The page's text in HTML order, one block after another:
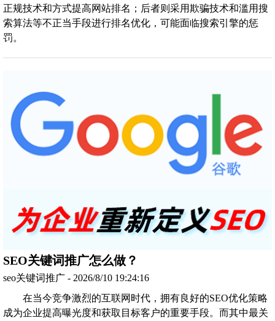
正规技术和方式提高网站排名；后者则采用欺骗技术和滥用搜
索算法等不正当手段进行排名优化，可能面临搜索引擎的惩
罚。
SEO关键词推广怎么做？
seo关键词推广 - 2026/8/10 19:24:16
在当今竞争激烈的互联网时代，拥有良好的SEO优化策略
成为企业提高曝光度和获取目标客户的重要手段。而其中最关